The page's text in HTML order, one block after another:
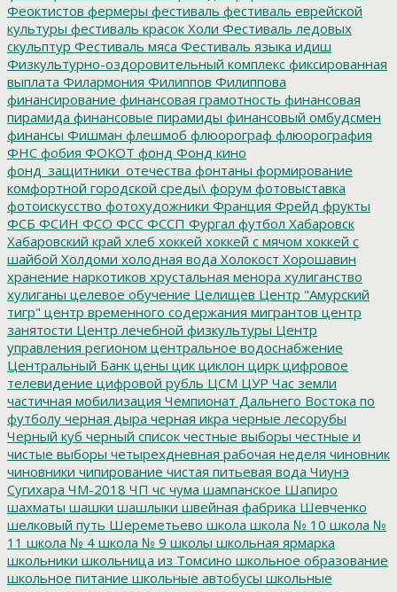
Феоктистов фермеры фестиваль фестиваль еврейской
культуры фестиваль красок Холи Фестиваль ледовых
скульптур Фестиваль мяса Фестиваль языка идиш
Физкультурно-оздоровительный комплекс фиксированная
выплата Филармония Филиппов Филиппова
финансирование финансовая грамотность финансовая
пирамида финансовые пирамиды финансовый омбудсмен
финансы Фишман флешмоб флюорограф флюорография
ФНС фобия ФОКОТ фонд Фонд кино
фонд_защитники_отечества фонтаны формирование
комфортной городской среды\ форум фотовыставка
фотоискусство фотохудожники Франция Фрейд фрукты
ФСБ ФСИН ФСО ФСС ФССП Фургал футбол Хабаровск
Хабаровский край хлеб хоккей хоккей с мячом хоккей с
шайбой Холдоми холодная вода Холокост Хорошавин
хранение наркотиков хрустальная менора хулиганство
хулиганы целевое обучение Целищев Центр "Амурский
тигр" центр временного содержания мигрантов центр
занятости Центр лечебной физкультуры Центр
управления регионом центральное водоснабжение
Центральный Банк цены цик циклон цирк цифровое
телевидение цифровой рубль ЦСМ ЦУР Час земли
частичная мобилизация Чемпионат Дальнего Востока по
футболу черная дыра черная икра черные лесорубы
Черный куб черный список честные выборы честные и
чистые выборы четырехдневная рабочая неделя чиновник
чиновники чипирование чистая питьевая вода Чиунэ
Сугихара ЧМ-2018 ЧП чс чума шампанское Шапиро
шахматы шашки шашлыки швейная фабрика Шевченко
шелковый путь Шереметьево школа школа № 10 школа №
11 школа № 4 школа № 9 школы школьная ярмарка
школьники школьница из Томсино школьное образование
школьное питание школьные автобусы школьные